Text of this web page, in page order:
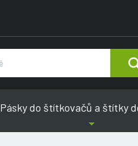
Pásky do štítkovačů a štítky